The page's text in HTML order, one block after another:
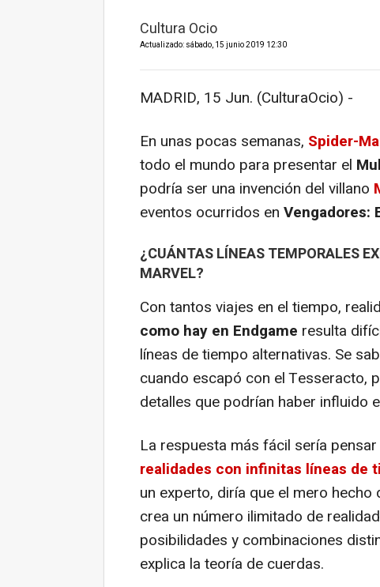
Cultura Ocio
Actualizado: sábado, 15 junio 2019 12:30
MADRID, 15 Jun. (CulturaOcio) -
En unas pocas semanas, Spider-
todo el mundo para presentar el
podría ser una invención del villano
eventos ocurridos en Vengadores:
¿CUÁNTAS LÍNEAS TEMPORALES
MARVEL?
Con tantos viajes en el tiempo,
como hay en Endgame resulta
líneas de tiempo alternativas. Se
cuando escapó con el Tesseracto,
detalles que podrían haber influido
La respuesta más fácil sería
realidades con infinitas líneas de
un experto, diría que el mero
crea un número ilimitado de
posibilidades y combinaciones
explica la teoría de cuerdas.